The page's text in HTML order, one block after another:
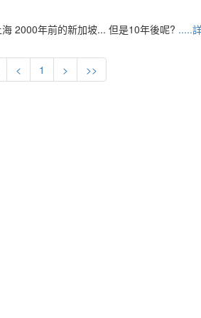
2000年前的新加坡... 但是10年後呢? .....
< 1 > >>